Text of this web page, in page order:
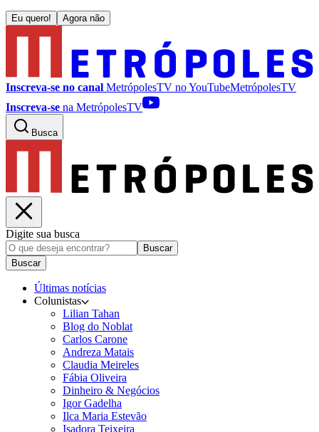
Eu quero! Agora não
Inscreva-se no canal MetrópolesTV noYouTubeMetrópolesTV
Inscreva-se na MetrópolesTV
Busca
Digite sua busca
Buscar
Buscar
Últimas notícias
Colunistas
Lilian Tahan
Blog do Noblat
Carlos Carone
Andreza Matais
Claudia Meireles
Fábia Oliveira
Dinheiro & Negócios
Igor Gadelha
Ilca Maria Estevão
Isadora Teixeira